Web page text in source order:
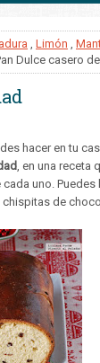
, Limón ,
Dulce casero
hacer en tu
, en una receta
uno. Puedes
de